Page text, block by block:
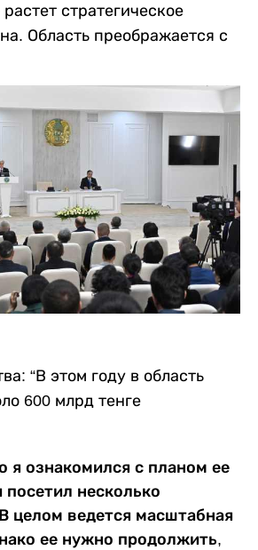
стратегическое
Область преображается с
“В этом году в область
600 млрд тенге
я ознакомился с планом ее
посетил несколько
целом ведется масштабная
ее нужно продолжить,